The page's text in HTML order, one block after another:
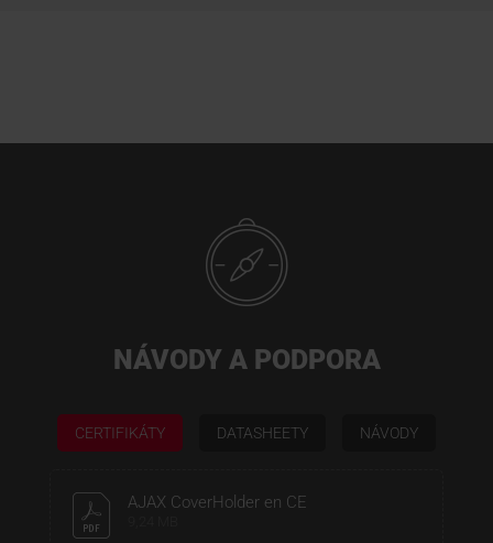
NÁVODY A PODPORA
CERTIFIKÁTY DATASHEETY NÁVODY
AJAX CoverHolder en CE